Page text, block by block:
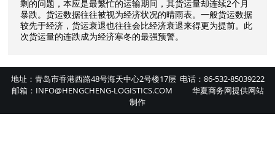
剩的问题，本应是最繁忙的运输期间，其货运量却连续2个月
暴跌。货运数据往往被视为经济状况的晴雨表。一般货运数据
较先于经济，货运衰退也往往会比经济衰退来得更为提前。此
次货运量的连跌成为经济寒冬的最强预警。
地址：青岛市香港西路48号海天中心2号楼17层 电话：86-532-85039222
邮箱：INFO@HENGCHENG-LOGISTICS.COM 华夏商务网提供网站
制作